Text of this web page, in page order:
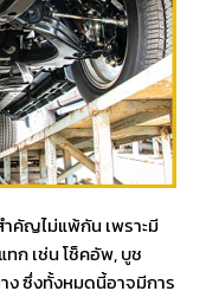
คัญไม่แพ้กัน เพราะมี
ก เช่น โช็คอัพ, บูช
ง ซึ่งทั้งหมดนี้อาจมีการ